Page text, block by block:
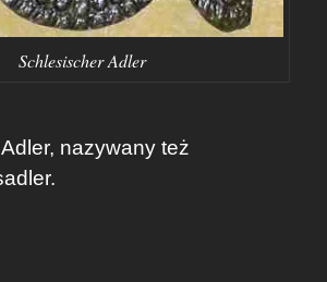
Schlesischer Adler
nazywany też